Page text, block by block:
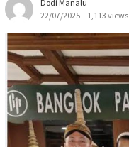
Dodi Manalu
22/07/2025
1,113 views